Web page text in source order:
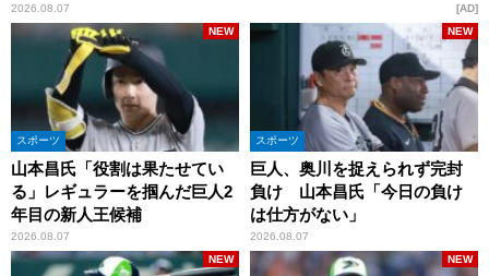
2026.08.07 AD
スポーツ
山本昌氏「役割は果たせてい
る」レギュラーを掴んだ巨人2
年目の新人王候補
2026.08.07
NEW
スポーツ
巨人、奥川を捉えられず完封
負け 山本昌氏「今日の負け
は仕方がない」
2026.08.07
NEW
NEW NEW